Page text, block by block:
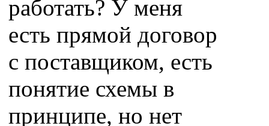
работать? У меня
есть прямой договор
с поставщиком, есть
понятие схемы в
принципе, но нет